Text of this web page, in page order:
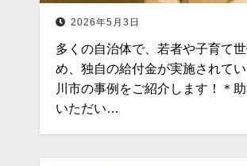
2026年5月3日
多くの自治体で、若者や子育て
め、独自の給付金が実施されて
川市の事例をご紹介します！＊
いただい…